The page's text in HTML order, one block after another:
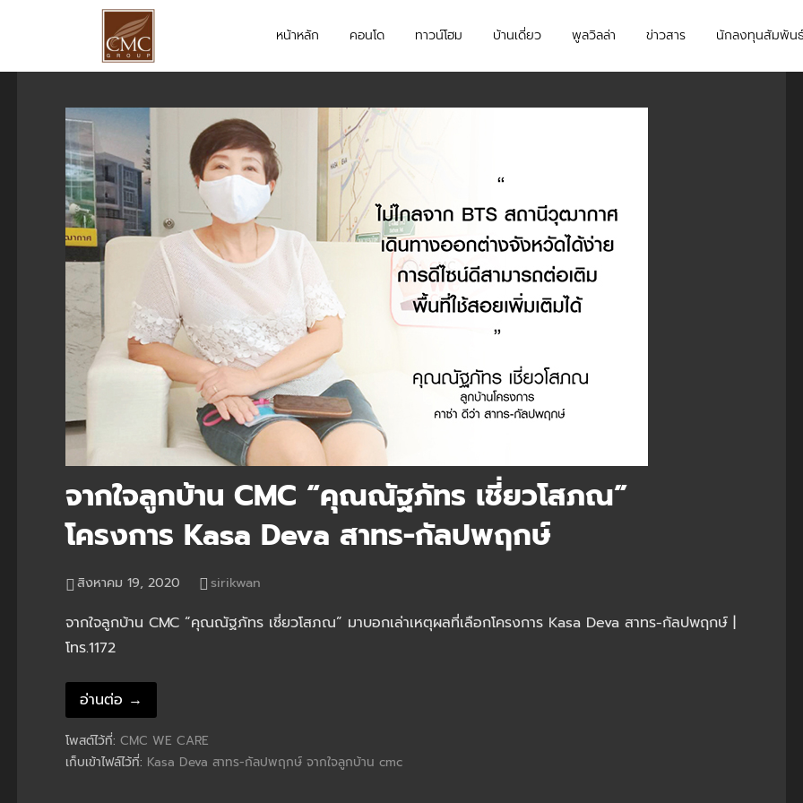
หน้าหลัก คอนโด ทาวน์โฮม บ้านเดี่ยว พูลวิลล่า ข่าวสาร นักลงทุนสัมพัน
จากใจลูกบ้าน CMC “คุณณัฐภัทร เชี่ยวโสภณ”
โครงการ Kasa Deva สาทร-กัลปพฤกษ์
สิงหาคม 19, 2020 sirikwan
จากใจลูกบ้าน CMC “คุณณัฐภัทร เชี่ยวโสภณ” มาบอกเล่าเหตุผลที่เลือกโครงการ Kasa Deva สาทร-กัลปพฤกษ์ |
โทร.1172
อ่านต่อ →
โพสต์ไว้ที่: CMC WE CARE
เก็บเข้าไฟล์ไว้ที่: Kasa Deva สาทร-กัลปพฤกษ์ จากใจลูกบ้าน cmc